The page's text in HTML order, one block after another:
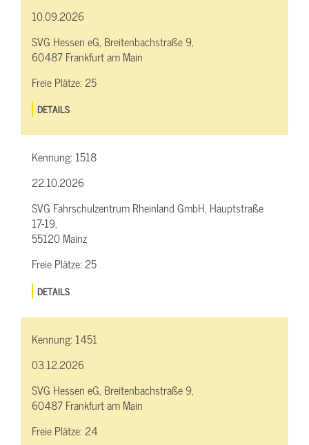
10.09.2026
SVG Hessen eG, Breitenbachstraße 9,
60487 Frankfurt am Main
Freie Plätze:25
DETAILS
Kennung: 1518
22.10.2026
SVG Fahrschulzentrum Rheinland GmbH, Hauptstraße
17-19,
55120 Mainz
Freie Plätze:25
DETAILS
Kennung: 1451
03.12.2026
SVG Hessen eG, Breitenbachstraße 9,
60487 Frankfurt am Main
Freie Plätze:24